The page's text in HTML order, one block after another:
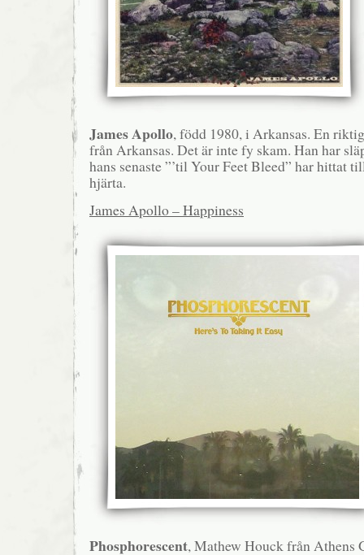
James Apollo, född 1980, i Arkansas. En
från Arkansas. Det är inte fy skam. Han har
hans senaste ”’til Your Feet Bleed” har hittat
hjärta.
James Apollo – Happiness
Phosphorescent, Mathew Houck från Athens